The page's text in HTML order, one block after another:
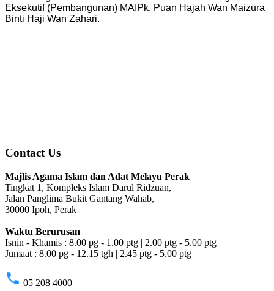
Eksekutif (Pembangunan) MAIPk, Puan Hajah Wan Maizura
Binti Haji Wan Zahari.
Contact Us
Majlis Agama Islam dan Adat Melayu Perak
Tingkat 1, Kompleks Islam Darul Ridzuan,
Jalan Panglima Bukit Gantang Wahab,
30000 Ipoh, Perak
Waktu Berurusan
Isnin - Khamis : 8.00 pg - 1.00 ptg | 2.00 ptg - 5.00 ptg
Jumaat : 8.00 pg - 12.15 tgh | 2.45 ptg - 5.00 ptg
phone 05 208 4000